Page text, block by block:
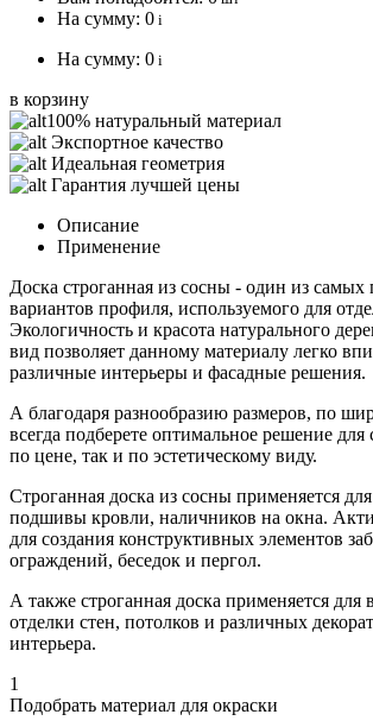
На сумму: 0 i
На сумму: 0 i
в корзину
100% натуральный материал
Экспортное качество
Идеальная геометрия
Гарантия лучшей цены
Описание
Применение
Доска строганная из сосны - один из
вариантов профиля, используемого для
Экологичность и красота натурального
вид позволяет данному материалу легко
различные интерьеры и фасадные решения.
А благодаря разнообразию размеров, по
всегда подберете оптимальное решение для
по цене, так и по эстетическому виду.
Строганная доска из сосны применяется
подшивы кровли, наличников на окна.
для создания конструктивных элементов
ограждений, беседок и пергол.
А также строганная доска применяется для
отделки стен, потолков и различных
интерьера.
1
Подобрать материал для окраски